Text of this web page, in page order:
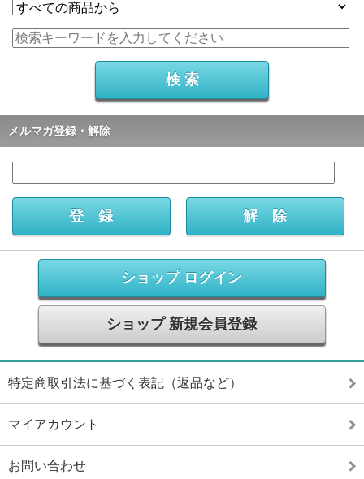
メルマガ登録・解除
ショップ ログイン
ショップ 新規会員登録
特定商取引法に基づく表記（返品など）
マイアカウント
お問い合わせ